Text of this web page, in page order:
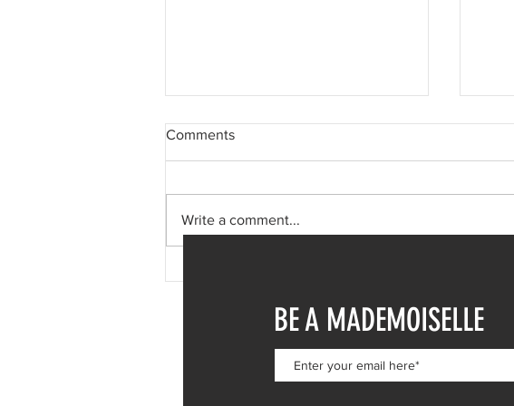
επίσκεψη στην Ιερά Μονή
Comments
Write a comment...
BE A MADEMOISELLE